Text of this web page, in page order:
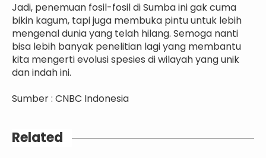
Jadi, penemuan fosil-fosil di Sumba ini gak cuma
bikin kagum, tapi juga membuka pintu untuk lebih
mengenal dunia yang telah hilang. Semoga nanti
bisa lebih banyak penelitian lagi yang membantu
kita mengerti evolusi spesies di wilayah yang unik
dan indah ini.
Sumber : CNBC Indonesia
Related